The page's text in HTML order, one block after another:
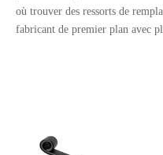
où trouver des ressorts de
fabricant de premier plan avec